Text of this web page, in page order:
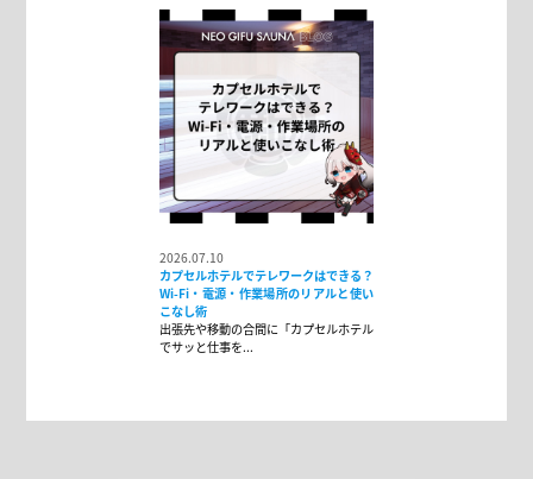
2026.07.10
カプセルホテルでテレワークはできる？
Wi-Fi・電源・作業場所のリアルと使い
こなし術
出張先や移動の合間に「カプセルホテル
でサッと仕事を...